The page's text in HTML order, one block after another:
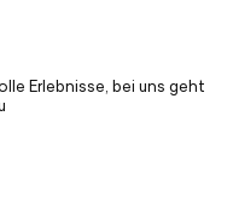
Erlebnisse, bei uns geht